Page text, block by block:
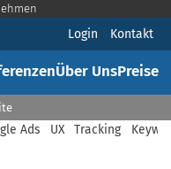
Login Kontakt
Über UnsPreise
Ads UX Tracking